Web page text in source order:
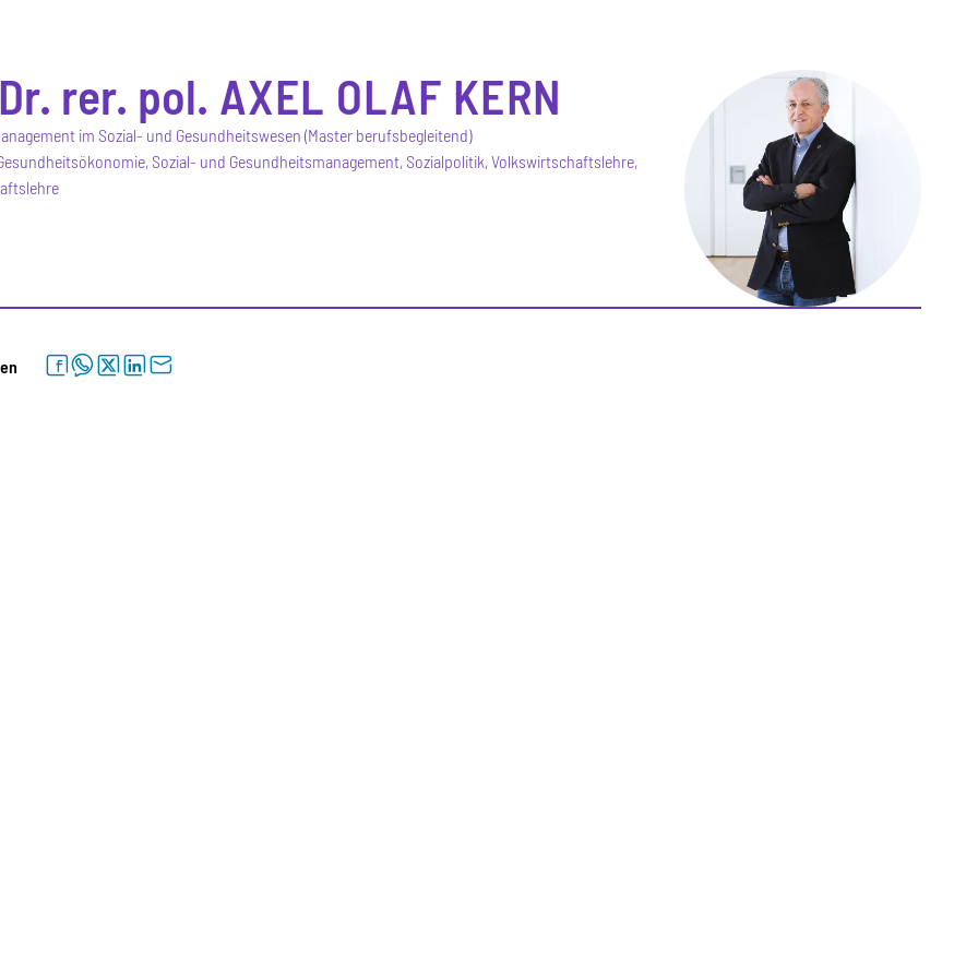
rer. pol. AXEL OLAF KERN
im Sozial- und Gesundheitswesen (Master berufsbegleitend)
Sozial- und Gesundheitsmanagement, Sozialpolitik, Volkswirtschaftslehre,
facebookwhatsapptwitterlinkedinletter